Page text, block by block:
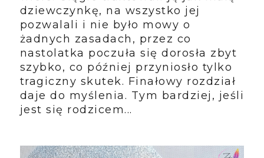
dziewczynkę, na wszystko jej
pozwalali i nie było mowy o
żadnych zasadach, przez co
nastolatka poczuła się dorosła zbyt
szybko, co później przyniosło tylko
tragiczny skutek. Finałowy rozdział
daje do myślenia. Tym bardziej, jeśli
jest się rodzicem...